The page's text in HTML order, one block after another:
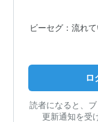
ビーセグ：流れ
ロ
読者になると、
更新通知を受